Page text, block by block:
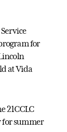
for
at Vida
21CCLC
for summer